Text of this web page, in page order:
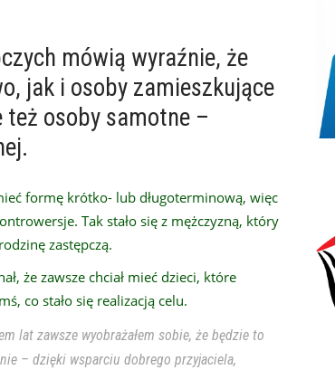
mówią wyraźnie, że
jak i osoby zamieszkujące
osoby samotne –
formę krótko- lub długoterminową, więc
Tak stało się z mężczyzną, który
zastępczą.
że zawsze chciał mieć dzieci, które
co stało się realizacją celu.
lat zawsze wyobrażałem sobie, że będzie to
– dzięki wsparciu dobrego przyjaciela,